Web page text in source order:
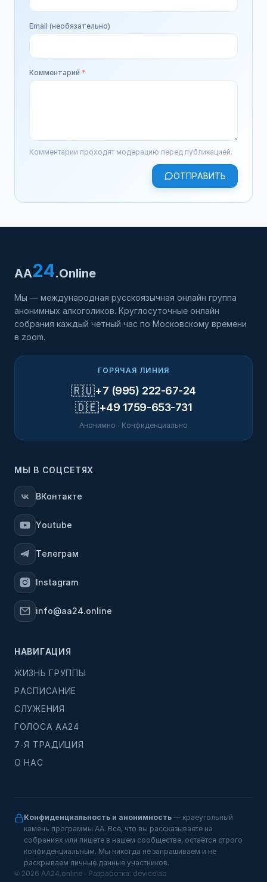
Email (необязательно)
Комментарий *
Комментарии проходят модерацию перед публикацией.
ОТПРАВИТЬ
AA24.Online
Мы — международная русскоязычная онлайн группа
анонимных алкоголиков. Круглосуточные онлайн
собрания каждый четный час по Московскому времени
в zoom.
ГОРЯЧАЯ ЛИНИЯ
🇷🇺+7 (995) 222-67-24
🇩🇪+49 1759-653-731
Анонимно · Конфиденциально
МЫ В СОЦСЕТЯХ
ВКонтакте
Youtube
Телеграм
Instagram
info@aa24.online
НАВИГАЦИЯ
ЖИЗНЬ ГРУППЫ
РАСПИСАНИЕ
СЛУЖЕНИЯ
ГОЛОСА АА24
7-Я ТРАДИЦИЯ
О НАС
Конфиденциальность и анонимность — краеугольный
камень программы АА. Всё, что вы рассказываете на
собраниях или пишете в нашем сообществе, остаётся строго
конфиденциальным. Мы никогда не запрашиваем и не
раскрываем личные данные участников.
© 2026 AA24.online · Разработка: devicelab